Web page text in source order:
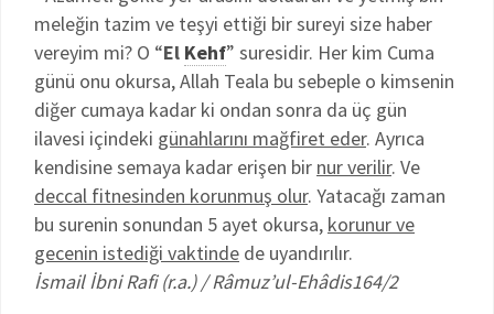
meleğin tazim ve teşyi ettiği bir sureyi size haber
vereyim mi? O “El Kehf” suresidir. Her kim Cuma
günü onu okursa, Allah Teala bu sebeple o kimsenin
diğer cumaya kadar ki ondan sonra da üç gün
ilavesi içindeki günahlarını mağfiret eder. Ayrıca
kendisine semaya kadar erişen bir nur verilir. Ve
deccal fitnesinden korunmuş olur. Yatacağı zaman
bu surenin sonundan 5 ayet okursa, korunur ve
gecenin istediği vaktinde de uyandırılır.
İsmail İbni Rafi (r.a.) / Râmuz’ul-Ehâdis164/2